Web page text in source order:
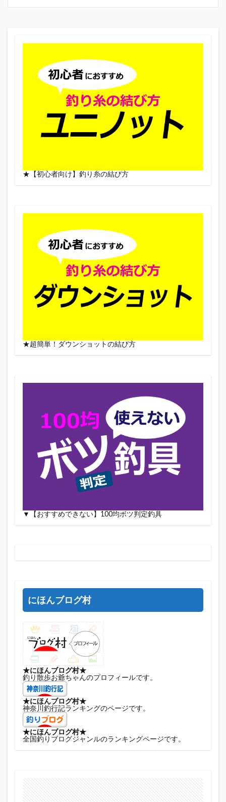
★【初心者向け】釣り糸の結び方
★超簡単！ダウンショットの結び方
▼【おすすめできない】100均ボツ判定釣具
にほんブログ村
★にほんブログ村★
釣り散歩お爺ちゃんのプロフィールです。
★にほんブログ村★
神奈川釣行記ランキングのページです。
★にほんブログ村★
全国釣りブログジャンルのランキングページです。